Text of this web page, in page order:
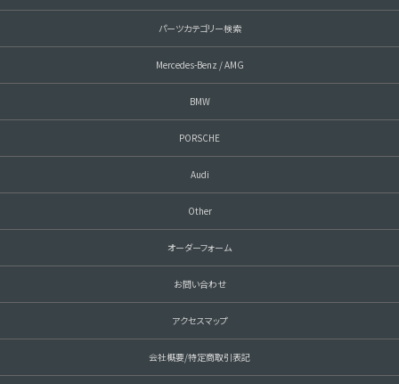
パーツカテゴリー検索
Mercedes-Benz / AMG
BMW
PORSCHE
Audi
Other
オーダーフォーム
お問い合わせ
アクセスマップ
会社概要/特定商取引表記